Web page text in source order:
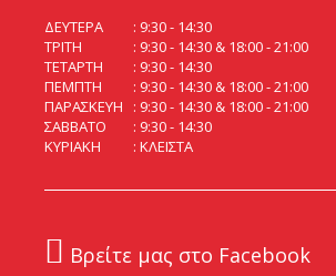
ΔΕΥΤΕΡΑ
9:30 - 14:30
ΤΡΙΤΗ
9:30 - 14:30 & 18:00 - 21:00
ΤΕΤΑΡΤΗ
9:30 - 14:30
ΠΕΜΠΤΗ
9:30 - 14:30 & 18:00 - 21:00
ΠΑΡΑΣΚΕΥΗ
9:30 - 14:30 & 18:00 - 21:00
ΣΑΒΒΑΤΟ
9:30 - 14:30
ΚΥΡΙΑΚΗ
ΚΛΕΙΣΤΑ
Βρείτε μας στο Facebook